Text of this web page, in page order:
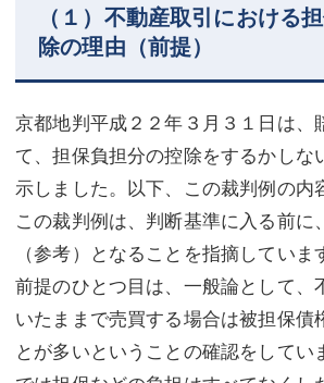
（１）不動産取引における
除の理由（前提）
京都地判平成２２年３月３１日は、
て、担保負担分の控除をするかしな
示しました。以下、この裁判例の内
この裁判例は、判断基準に入る前に
（参考）となることを指摘していま
前提のひとつ目は、一般論として、
いたままで売買する場合は被担保債
とが多いということの確認をしてい